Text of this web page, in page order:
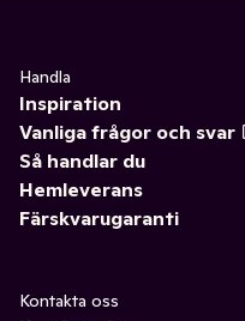
Handla
Inspiration
Vanliga frågor och svar
Så handlar du
Hemleverans
Färskvarugaranti
Kontakta oss